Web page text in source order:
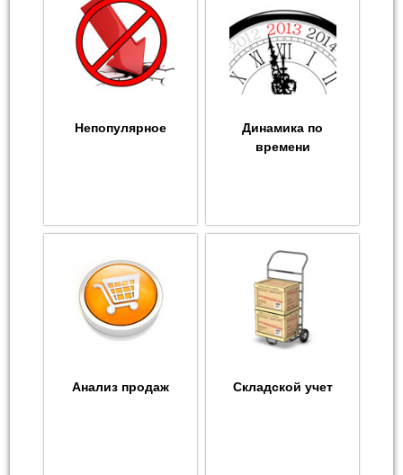
Непопулярное
Динамика по
времени
Анализ продаж Складской учет